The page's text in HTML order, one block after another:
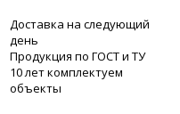
Доставка на следующий
день
Продукция по ГОСТ и ТУ
10 лет комплектуем
объекты